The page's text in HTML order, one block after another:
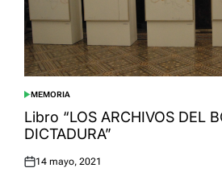
POSTED
IN
MEMORIA
Libro “LOS ARCHIVOS DEL
DICTADURA”
Posted
14 mayo, 2021